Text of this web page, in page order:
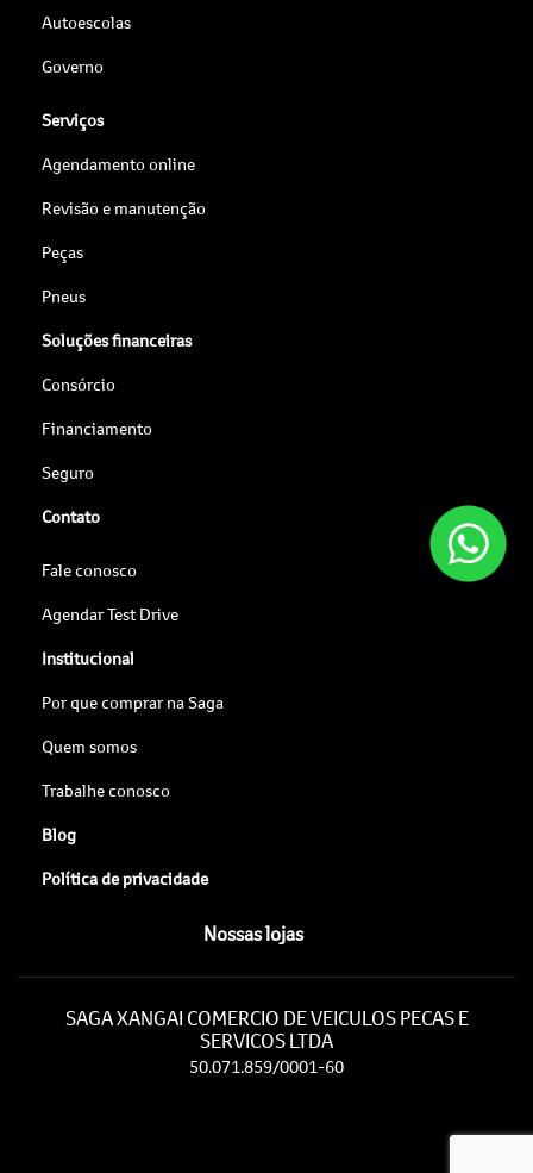
Autoescolas
Governo
Serviços
Agendamento online
Revisão e manutenção
Peças
Pneus
Soluções financeiras
Consórcio
Financiamento
Seguro
Contato
Fale conosco
Agendar Test Drive
Institucional
Por que comprar na Saga
Quem somos
Trabalhe conosco
Blog
Política de privacidade
Nossas lojas
SAGA XANGAI COMERCIO DE VEICULOS PECAS E
SERVICOS LTDA
50.071.859/0001-60